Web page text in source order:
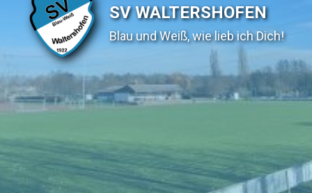
SV WALTERSHOFEN
Blau und Weiß, wie lieb ich Dich!